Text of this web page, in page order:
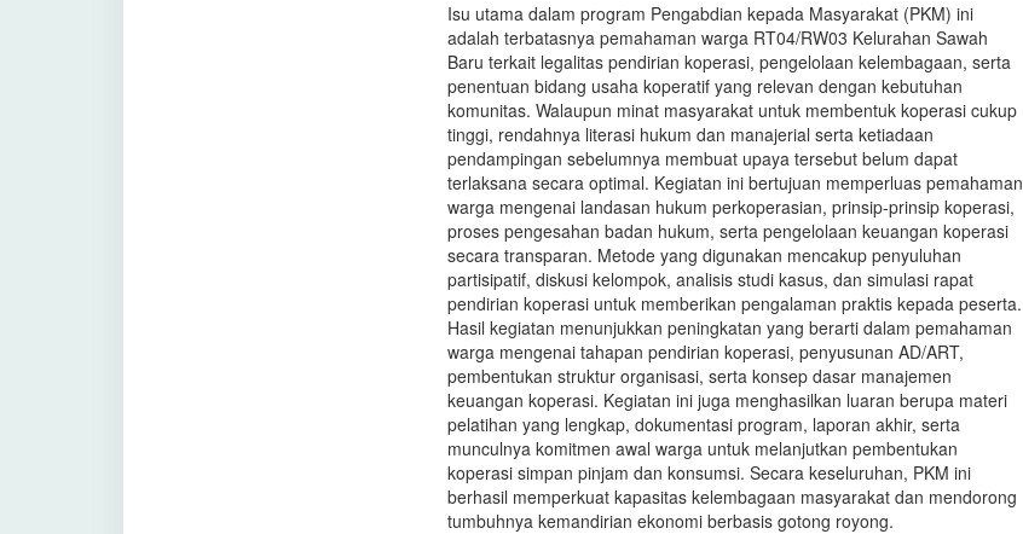
Isu utama dalam program Pengabdian kepada Masyarakat (PKM) ini
adalah terbatasnya pemahaman warga RT04/RW03 Kelurahan Sawah
Baru terkait legalitas pendirian koperasi, pengelolaan kelembagaan, serta
penentuan bidang usaha koperatif yang relevan dengan kebutuhan
komunitas. Walaupun minat masyarakat untuk membentuk koperasi cukup
tinggi, rendahnya literasi hukum dan manajerial serta ketiadaan
pendampingan sebelumnya membuat upaya tersebut belum dapat
terlaksana secara optimal. Kegiatan ini bertujuan memperluas pemahaman
warga mengenai landasan hukum perkoperasian, prinsip-prinsip koperasi,
proses pengesahan badan hukum, serta pengelolaan keuangan koperasi
secara transparan. Metode yang digunakan mencakup penyuluhan
partisipatif, diskusi kelompok, analisis studi kasus, dan simulasi rapat
pendirian koperasi untuk memberikan pengalaman praktis kepada peserta.
Hasil kegiatan menunjukkan peningkatan yang berarti dalam pemahaman
warga mengenai tahapan pendirian koperasi, penyusunan AD/ART,
pembentukan struktur organisasi, serta konsep dasar manajemen
keuangan koperasi. Kegiatan ini juga menghasilkan luaran berupa materi
pelatihan yang lengkap, dokumentasi program, laporan akhir, serta
munculnya komitmen awal warga untuk melanjutkan pembentukan
koperasi simpan pinjam dan konsumsi. Secara keseluruhan, PKM ini
berhasil memperkuat kapasitas kelembagaan masyarakat dan mendorong
tumbuhnya kemandirian ekonomi berbasis gotong royong.